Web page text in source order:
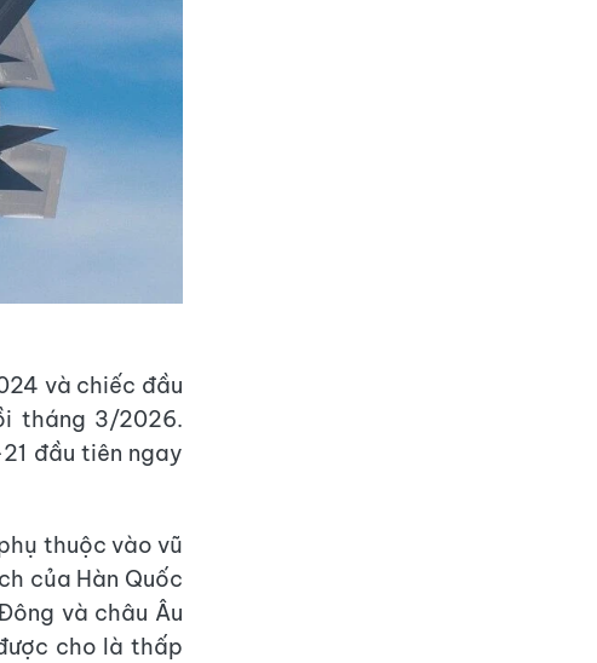
và chiếc đầu
tháng 3/2026.
đầu tiên ngay
thuộc vào vũ
của Hàn Quốc
và châu Âu
cho là thấp